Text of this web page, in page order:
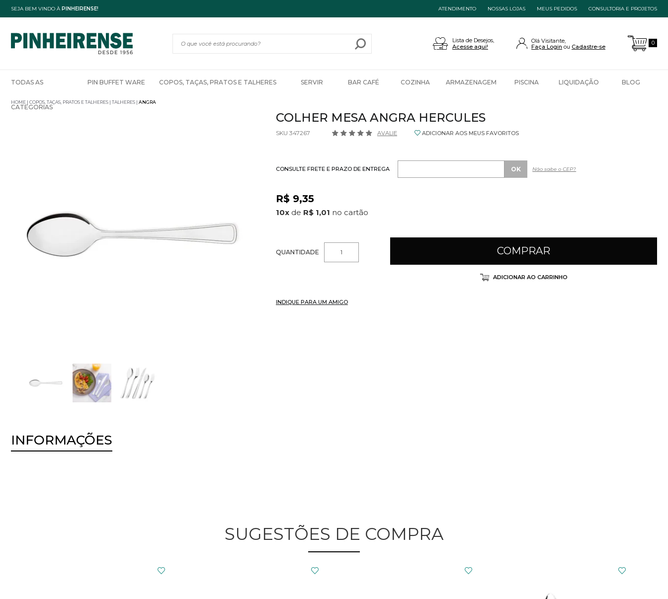
SEJA BEM VINDO À PINHEIRENSE! ATENDIMENTO NOSSAS LOJAS MEUS PEDIDOS CONSULTORIA E PROJETOS
0
Olá Visitante,
Faça Login
Cadastre-se
Lista de Desejos,
Acesse aqui!
TODAS AS
CATEGORIAS
PIN BUFFET WARE COPOS, TAÇAS, PRATOS E TALHERES SERVIR BAR CAFÉ COZINHA ARMAZENAGEM PISCINA LIQUIDAÇÃO BLOG
HOME COPOS, TAÇAS, PRATOS E TALHERES TALHERES ANGRA
COLHER MESA ANGRA HERCULES
SKU 347267 AVALIE ADICIONAR AOS MEUS FAVORITOS
CONSULTE FRETE E PRAZO DE ENTREGA Não sabe o CEP?
R$ 9,35
10x de R$ 1,01
QUANTIDADE COMPRAR
ADICIONAR AO CARRINHO
INDIQUE PARA UM AMIGO
INFORMAÇÕES
SUGESTÕES DE COMPRA